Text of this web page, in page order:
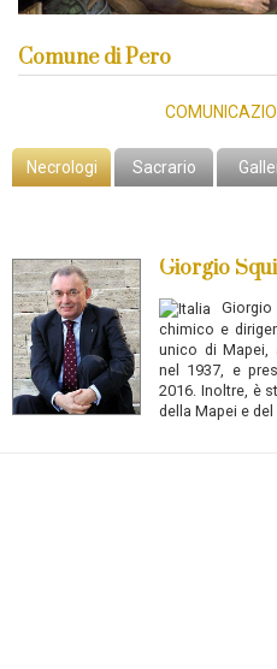
Comune di Pero
Necrologi Sacrario
Giorgio
Giorgio
chimico e
unico di Mapei,
nel 1937, e
2016. Inoltre, è
della Mapei e